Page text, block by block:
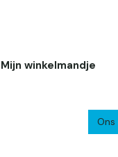
Mijn winkelmandje
Parkeren